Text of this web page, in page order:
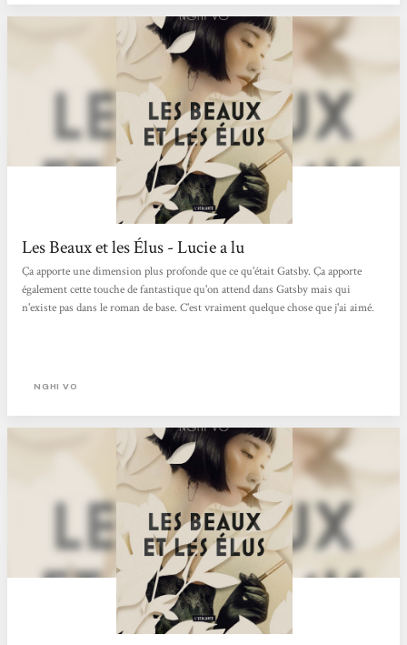
Les Beaux et les Élus - Lucie a lu
Ça apporte une dimension plus profonde que ce qu'était Gatsby. Ça apporte
également cette touche de fantastique qu'on attend dans Gatsby mais qui
n'existe pas dans le roman de base. C'est vraiment quelque chose que j'ai aimé.
NGHI VO